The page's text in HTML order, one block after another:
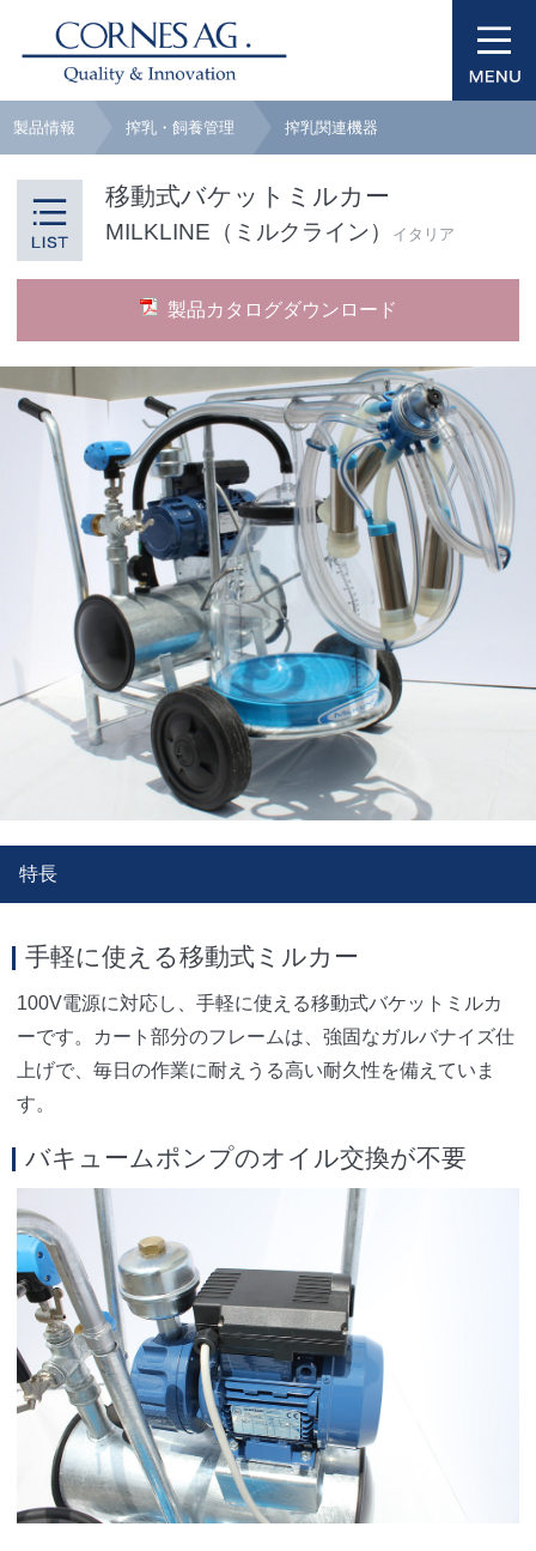
製品情報 搾乳・飼養管理 搾乳関連機器
移動式バケットミルカー
MILKLINE（ミルクライン） イタリア
製品カタログダウンロード
特長
手軽に使える移動式ミルカー
100V電源に対応し、手軽に使える移動式バケットミルカ
ーです。カート部分のフレームは、強固なガルバナイズ仕
上げで、毎日の作業に耐えうる高い耐久性を備えていま
す。
バキュームポンプのオイル交換が不要